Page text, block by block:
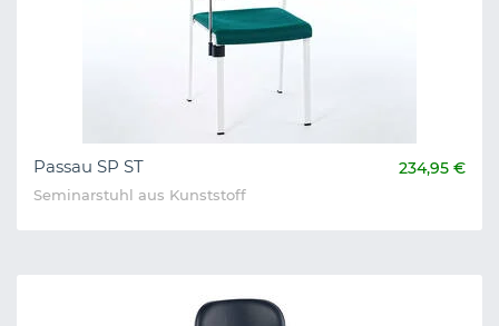
Passau SP ST 234,95 €
Seminarstuhl aus Kunststoff